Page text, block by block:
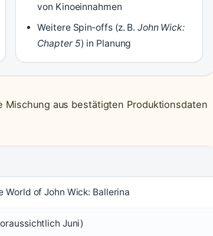
von Kinoeinnahmen
Weitere Spin‑offs (z. B. John Wick:
Chapter 5) in Planung
aus bestätigten Produktionsdaten
World of John Wick: Ballerina
Juni)